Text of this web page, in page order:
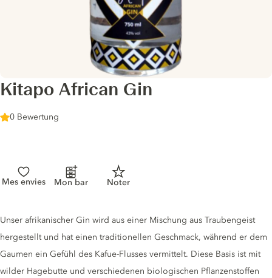
Kitapo African Gin
0 Bewertung
Mes envies Mon bar Noter
Gin description
Unser afrikanischer Gin wird aus einer Mischung aus Traubengeist
hergestellt und hat einen traditionellen Geschmack, während er dem
Gaumen ein Gefühl des Kafue-Flusses vermittelt. Diese Basis ist mit
wilder Hagebutte und verschiedenen biologischen Pflanzenstoffen